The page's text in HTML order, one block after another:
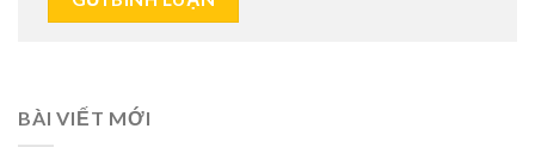
BÀI VIẾT MỚI